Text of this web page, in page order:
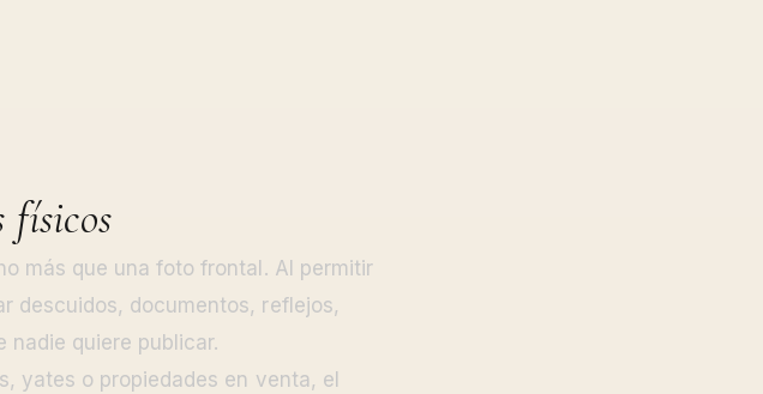
físicos
más que una foto frontal. Al permitir
descuidos, documentos, reflejos,
nadie quiere publicar.
yates o propiedades en venta, el